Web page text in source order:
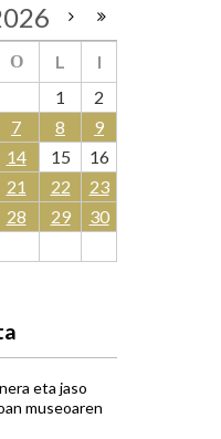
O L
I
1
2
7 8
9
14 15
16
21 22
23
28 29
30
eta jaso
museoaren